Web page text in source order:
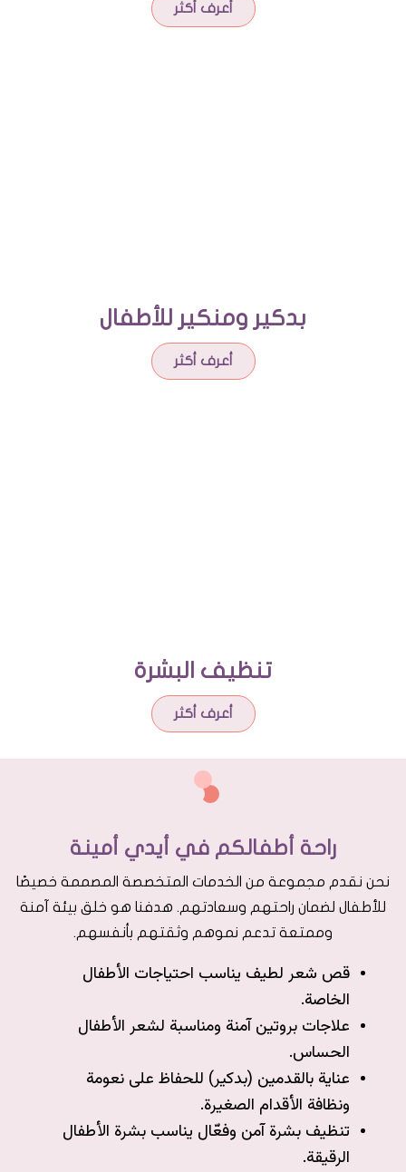
أعرف أكثر
بدكير ومنكير للأطفال
أعرف أكثر
تنظيف البشرة
أعرف أكثر
راحة أطفالكم في أيدي أمينة
نحن نقدم مجموعة من الخدمات المتخصصة المصممة خصيصًا
للأطفال لضمان راحتهم وسعادتهم. هدفنا هو خلق بيئة آمنة
وممتعة تدعم نموهم وثقتهم بأنفسهم.
قص شعر لطيف يناسب احتياجات الأطفال
الخاصة.
علاجات بروتين آمنة ومناسبة لشعر الأطفال
الحساس.
عناية بالقدمين (بدكير) للحفاظ على نعومة
ونظافة الأقدام الصغيرة.
تنظيف بشرة آمن وفعّال يناسب بشرة الأطفال
الرقيقة.